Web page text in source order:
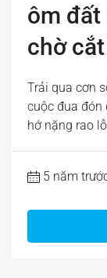
ôm đất
chờ
Trải qua cơn
cuộc đua đón
hớ nặng rao
5 năm